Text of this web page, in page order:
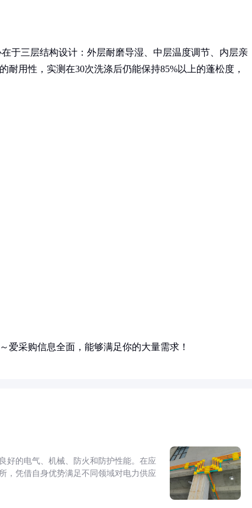
于三层结构设计：外层耐磨导湿、中层温度调节、内层亲
用性，实测在30次洗涤后仍能保持85%以上的蓬松度，
爱采购信息全面，能够满足你的大量需求！
好的电气、机械、防火和防护性能。在应
，凭借自身优势满足不同领域对电力供应